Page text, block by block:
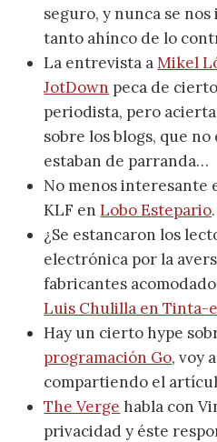
seguro, y nunca se
tanto ahínco de lo
La entrevista aMikel
JotDown peca de
periodista, pero
sobre los blogs, que
estaban de parranda…
No menos interesante
KLF enLobo Estepario.
¿Se estancaron los
electrónica por la
fabricantes
Luis Chulilla en Tinta-e
Hay un cierto hype
programación Go, voy
compartiendo el
The Verge habla con
privacidad y éste